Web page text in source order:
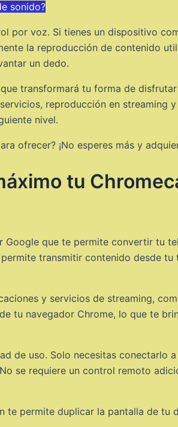
sonido?
por voz. Si tienes un dispositivo
la reproducción de contenido
un dedo.
transformará tu forma de
reproducción en streaming
nivel.
ofrecer? ¡No esperes más y
tu
que te permite convertir tu
transmitir contenido desde
y servicios de streaming,
tu navegador Chrome, lo que te
de uso. Solo necesitas conectarlo
se requiere un control remoto
te permite duplicar la pantalla de tu